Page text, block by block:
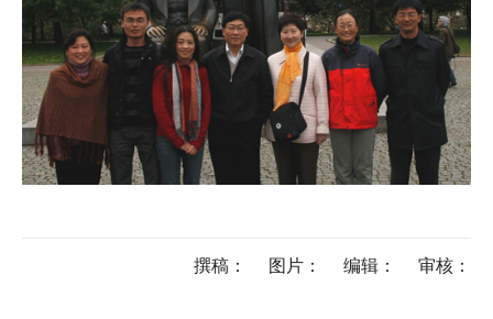
撰稿： 图片： 编辑： 审核：